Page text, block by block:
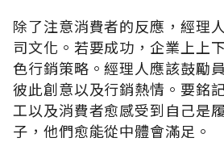
除了注意消費者的反應，經理
司文化。若要成功，企業上上
色行銷策略。經理人應該鼓勵
彼此創意以及行銷熱情。要銘
工以及消費者愈感受到自己是
子，他們愈能從中體會滿足。